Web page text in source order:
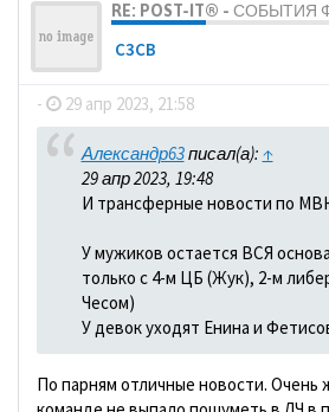
RE: POST-IT® -
C3CB
- 29 апр 2023, 21:58
Александр63писал(а): ↑
29 апр 2023, 19:48
И трансферные новости по
У мужиков остается ВСЯ
только с 4-м ЦБ (Жук), 2-м
Чесом)
У девок уходят Енина и
По парням отличные новости. Очень